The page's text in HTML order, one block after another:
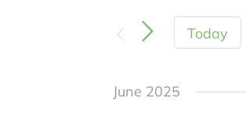
Today
June 2025